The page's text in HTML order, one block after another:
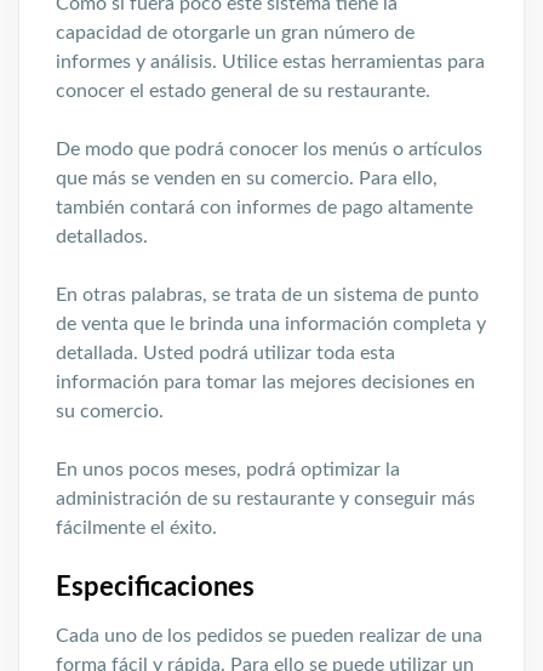
capacidad de otorgarle un gran número de
informes y análisis. Utilice estas herramientas para
conocer el estado general de su restaurante.
De modo que podrá conocer los menús o artículos
que más se venden en su comercio. Para ello,
también contará con informes de pago altamente
detallados.
En otras palabras, se trata de un sistema de punto
de venta que le brinda una información completa y
detallada. Usted podrá utilizar toda esta
información para tomar las mejores decisiones en
su comercio.
En unos pocos meses, podrá optimizar la
administración de su restaurante y conseguir más
fácilmente el éxito.
Especificaciones
Cada uno de los pedidos se pueden realizar de una
forma fácil y rápida. Para ello se puede utilizar un